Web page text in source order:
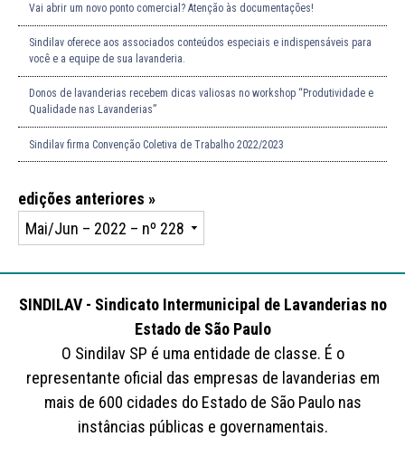
Vai abrir um novo ponto comercial? Atenção às documentações!
Sindilav oferece aos associados conteúdos especiais e indispensáveis para
você e a equipe de sua lavanderia.
Donos de lavanderias recebem dicas valiosas no workshop “Produtividade e
Qualidade nas Lavanderias”
Sindilav firma Convenção Coletiva de Trabalho 2022/2023
edições anteriores »
SINDILAV - Sindicato Intermunicipal de Lavanderias no
Estado de São Paulo
O Sindilav SP é uma entidade de classe. É o
representante oficial das empresas de lavanderias em
mais de 600 cidades do Estado de São Paulo nas
instâncias públicas e governamentais.